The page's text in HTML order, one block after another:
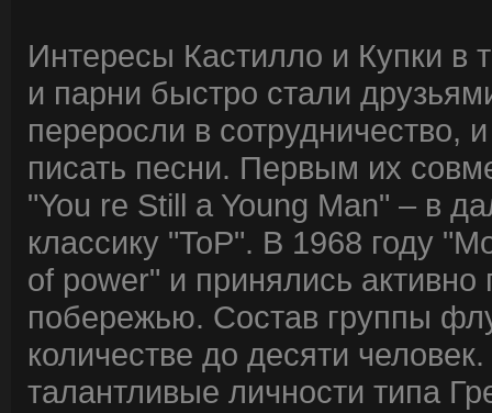
Интересы Кастилло и Купки в
и парни быстро стали
переросли в сотрудничество,
писать песни. Первым их
"You re Still a Young Man" – в
классику "ToP". В 1968 году
of power" и принялись активно
побережью. Состав группы
количестве до десяти
талантливые личности типа